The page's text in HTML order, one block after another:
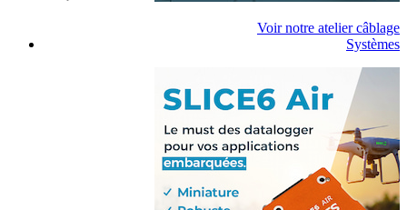
Voir notre atelier câblage
Systèmes